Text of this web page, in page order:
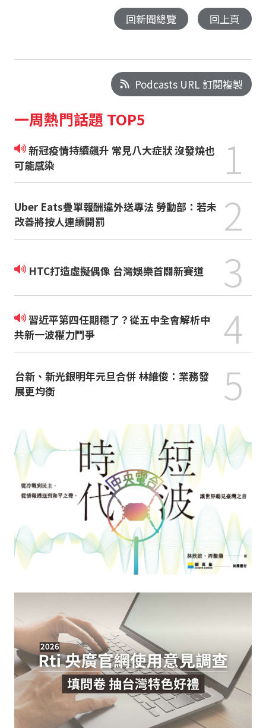
回新聞總覽 回上頁
Podcasts URL 訂閱複製
一周熱門話題 TOP5
新冠疫情持續飆升 常見八大症狀 沒發燒也
可能感染
1
Uber Eats疊單報酬違外送專法 勞動部：若未
改善將按人連續開罰
2
HTC打造虛擬偶像 台灣娛樂首闢新賽道 3
習近平第四任期穩了？從五中全會解析中
共新一波權力鬥爭
4
台新、新光銀明年元旦合併 林維俊：業務發
展更均衡
5